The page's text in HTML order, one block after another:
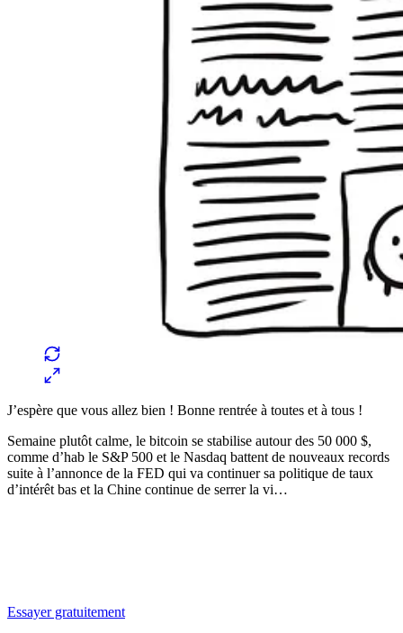
J’espère que vous allez bien ! Bonne rentrée à toutes et à tous !
Semaine plutôt calme, le bitcoin se stabilise autour des 50 000 $,
comme d’hab le S&P 500 et le Nasdaq battent de nouveaux records
suite à l’annonce de la FED qui va continuer sa politique de taux
d’intérêt bas et la Chine continue de serrer la vi…
Essayer gratuitement